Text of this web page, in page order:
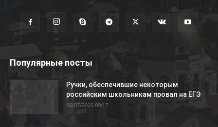
Популярные посты
Ручки, обеспечившие некоторым
российским школьникам провал на ЕГЭ
06/07/2020 09:17